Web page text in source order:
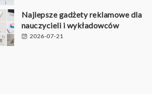
Najlepsze gadżety reklamowe dla
nauczycieli i wykładowców
2026-07-21